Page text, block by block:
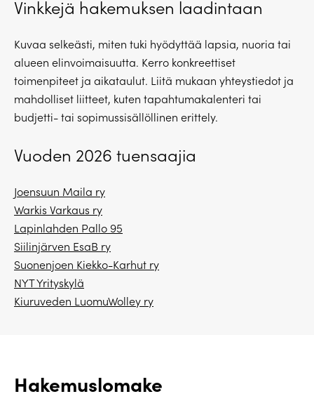
Vinkkejä hakemuksen laadintaan
Kuvaa selkeästi, miten tuki hyödyttää lapsia, nuoria tai
alueen elinvoimaisuutta. Kerro konkreettiset
toimenpiteet ja aikataulut. Liitä mukaan yhteystiedot ja
mahdolliset liitteet, kuten tapahtumakalenteri tai
budjetti- tai sopimussisällöllinen erittely.
Vuoden 2026 tuensaajia
Joensuun Maila ry
Warkis Varkaus ry
Lapinlahden Pallo 95
Siilinjärven EsaB ry
Suonenjoen Kiekko-Karhut ry
NYT Yrityskylä
Kiuruveden LuomuWolley ry
Hakemuslomake